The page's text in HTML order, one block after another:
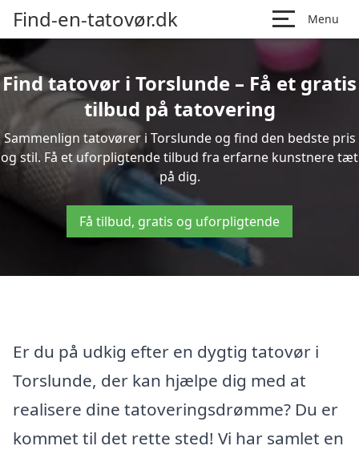
Find-en-tatovør.dk Menu
Find tatovør i Torslunde – Få et gratis
tilbud på tatovering
Sammenlign tatovører i Torslunde og find den bedste pris
og stil. Få et uforpligtende tilbud fra erfarne kunstnere tæt
på dig.
Få tilbud, gratis og uforpligtende
Er du på udkig efter en dygtig tatovør i
Torslunde, der kan hjælpe dig med at
realisere dine tatoveringsdrømme? Du er
kommet til det rette sted! Vi har samlet en